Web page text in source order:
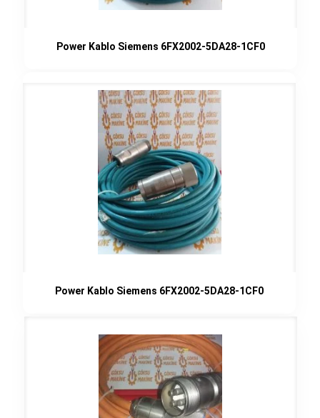
Power Kablo Siemens 6FX2002-5DA28-1CF0
Power Kablo Siemens 6FX2002-5DA28-1CF0